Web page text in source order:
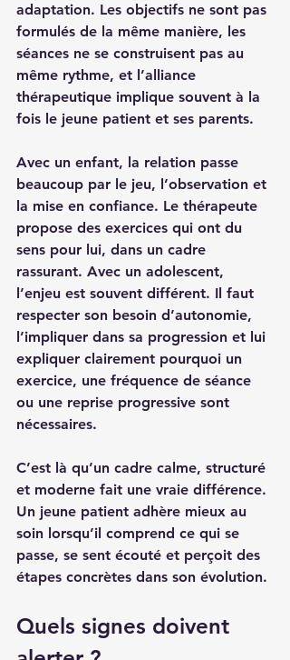
adaptation. Les objectifs ne sont pas
formulés de la même manière, les
séances ne se construisent pas au
même rythme, et l’alliance
thérapeutique implique souvent à la
fois le jeune patient et ses parents.
Avec un enfant, la relation passe
beaucoup par le jeu, l’observation et
la mise en confiance. Le thérapeute
propose des exercices qui ont du
sens pour lui, dans un cadre
rassurant. Avec un adolescent,
l’enjeu est souvent différent. Il faut
respecter son besoin d’autonomie,
l’impliquer dans sa progression et lui
expliquer clairement pourquoi un
exercice, une fréquence de séance
ou une reprise progressive sont
nécessaires.
C’est là qu’un cadre calme, structuré
et moderne fait une vraie différence.
Un jeune patient adhère mieux au
soin lorsqu’il comprend ce qui se
passe, se sent écouté et perçoit des
étapes concrètes dans son évolution.
Quels signes doivent